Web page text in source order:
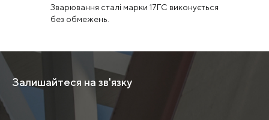
Зварювання сталі марки 17ГС виконується
без обмежень.
Залишайтеся на зв'язку